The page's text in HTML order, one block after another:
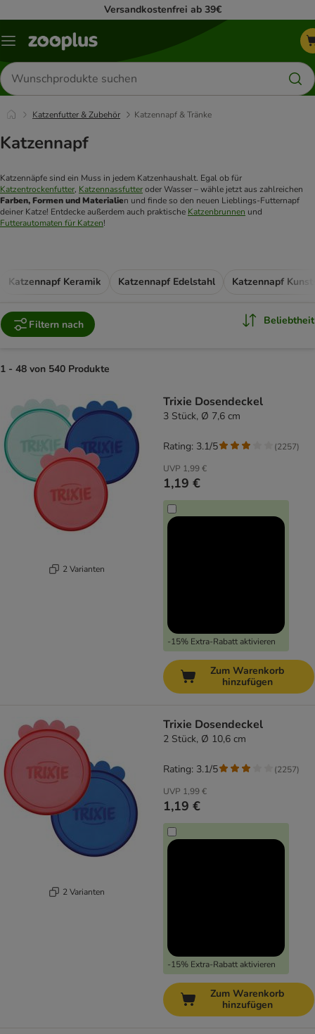
Versandkostenfrei ab 39€
Menü
Produkte
suchen
Katzenfutter & Zubehör Katzennapf & Tränke
Katzennapf
Katzentrockenfutter, Katzennassfutter
Farben, Formen und Materialien und finde so den neuen Lieblings-Futternapf
deiner Katze! Entdecke außerdem auch praktische Katzenbrunnen
Futterautomaten für Katzen
Katzennapf Keramik Katzennapf Edelstahl
Filtern nach Beliebtheit
1 - 48 von 540 Produkte
2 Varianten
Trixie Dosendeckel
3 Stück, Ø 7,6 cm
UVP 1,99 €
1,19 €
-15% Extra-Rabatt aktivieren
Rating: 3.1/5 (2257)
Zum Warenkorb
hinzufügen
2 Varianten
Trixie Dosendeckel
2 Stück, Ø 10,6 cm
UVP 1,99 €
1,19 €
-15% Extra-Rabatt aktivieren
Rating: 3.1/5 (2257)
Zum Warenkorb
hinzufügen